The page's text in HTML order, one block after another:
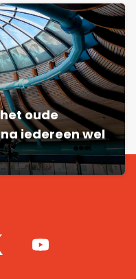
oude
iedereen wel